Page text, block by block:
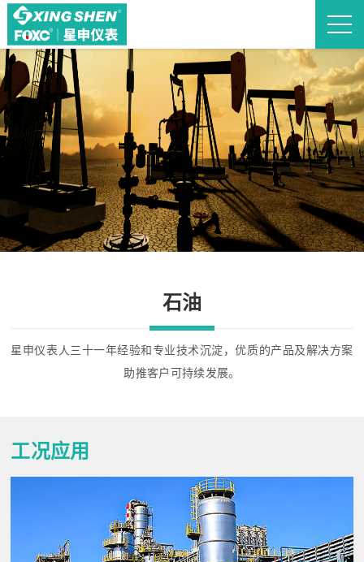
石油
星申仪表人三十一年经验和专业技术沉淀，优质的产品及解决方案
助推客户可持续发展。
工况应用